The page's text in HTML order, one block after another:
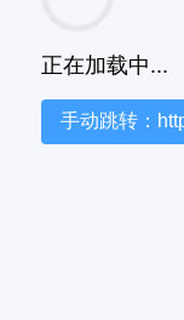
正在加载中...
手动跳转：